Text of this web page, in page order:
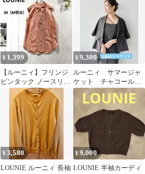
バー
¥ 1,399
【ルーニィ】フリンジ
ピンタック ノースリー
ブブラウス 38
¥9,300
ルーニィ サマージャ
ケット チャコールグ
レー38
¥3,580
LOUNIE ルーニィ 長袖
¥9,000
LOUNIE 半袖カーディ